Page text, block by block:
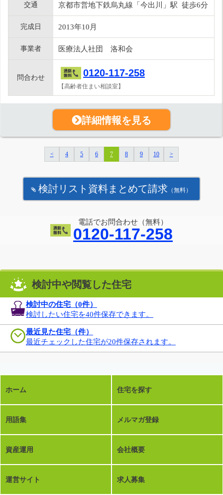
交通 京都市営地下鉄烏丸線「今出川」駅 徒歩6分
完成日 2013年10月
事業者 医療法人社団 洛和会
問合わせ 0120-117-258
【高齢者住まい相談室】
詳細情報を見る
< 4 5 6 7 8 9 10 >
検討リスト資料まとめて請求 （無料）
電話でお問合わせ（無料）
0120-117-258
検討中や閲覧した住宅
検討中の住宅（0件）
検討したい住宅を40件保存できます。
最近見た住宅（件）
最近チェックした住宅が20件保存されます。
ホーム 住宅を探す
用語集 メルマガ登録
資産運用 会社概要
運営サイト 求人募集